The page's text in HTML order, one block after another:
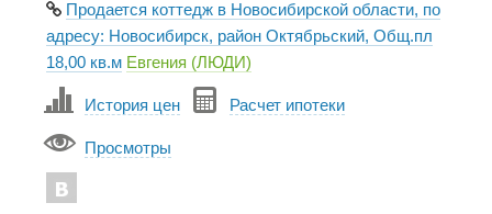
Продается коттедж в Новосибирской области, по
адресу: Новосибирск, район Октябрьский, Общ.пл
18,00 кв.м Евгения (ЛЮДИ)
История цен Расчет ипотеки
Просмотры